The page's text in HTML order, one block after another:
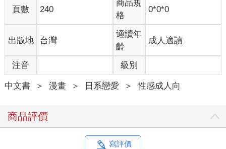
頁數 240
商品規
格
0*0*0
出版地 台灣
適讀年
齡
成人適讀
注音 級別
中文書 ＞ 漫畫 ＞ 日系戀愛 ＞ 性感成人向
商品評價
寫評價